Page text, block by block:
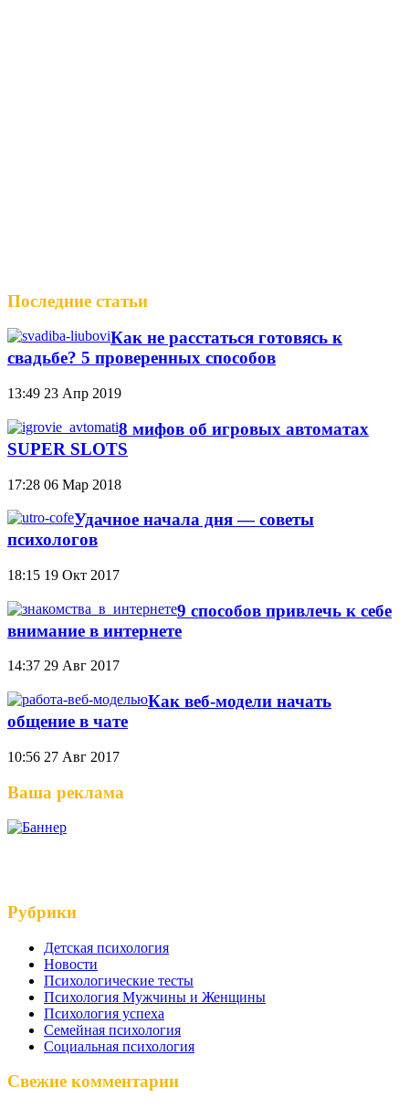
Последние статьи
Как не расстаться готовясь к
свадьбе? 5 проверенных способов
13:49 23 Апр 2019
8 мифов об игровых автоматах
SUPER SLOTS
17:28 06 Мар 2018
Удачное начала дня — советы
психологов
18:15 19 Окт 2017
9 способов привлечь к себе
внимание в интернете
14:37 29 Авг 2017
Как веб-модели начать
общение в чате
10:56 27 Авг 2017
Ваша реклама
Рубрики
Детская психология
Новости
Психологические тесты
Психология Мужчины и Женщины
Психология успеха
Семейная психология
Социальная психология
Свежие комментарии